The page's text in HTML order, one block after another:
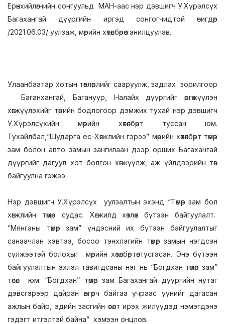
Ерөнхийлөгчийн сонгуульд МАН-аас нэр дэвшигч У.Хүрэлсүх
Багахангай дүүргийн иргэд сонгогчидтой өчигдөр
/2021.06.03/ уулзаж, мөрийн хөтөлбөрөө танилцуулав.
Улаанбаатар хотын төвлөрлийг сааруулж, задлах зорилгоор
Баганхангай, Багануур, Налайх дүүргийг өргөжүүлэн
хөгжүүлэхийг төрийн бодлогоор дэмжих тухай нэр дэвшигч
У.Хүрэлсүхийн мөрийн хөтөлбөрт туссан юм.
Тухайлбал,“Шударга ёс-Хөгжлийн гэрээ” мөрийн хөтөлбөрт төмөр
зам болон авто замын зангилаан дээр орших Багахангай
дүүргийг дагуул хот болгон хөгжүүлж, аж үйлдвэрийн төв
байгуулна гэжээ.
Нэр дэвшигч У.Хүрэлсүх уулзалтын эхэнд “Төмөр зам бол
хөгжлийн төмөр судас. Хөгжилд хөтлөх бүтээн байгуулалт.
“Мянганы төмөр зам” үндэсний их бүтээн байгуулалтыг
санаачлан хэвтээ, босоо тэнхлэгийн төмөр замын нэгдсэн
сүлжээтэй болохыг мөрийн хөтөлбөртөө тусгасан. Энэ бүтээн
байгуулалтын эхлэл тавигдсаны нэг нь “Богдхан төмөр зам”
төсөл юм. “Богдхан” төмөр зам Багахангай дүүргийн нутаг
дэвсгэрээр дайран өнгөрч байгаа учраас үүнийг дагасан
ажлын байр, эдийн засгийн өсөлт ирэх жилүүдэд нэмэгдэнэ
гэдэгт итгэлтэй байна” хэмээн онцлов.